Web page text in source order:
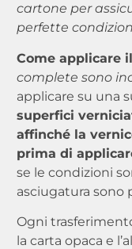
cartone per
perfette
Come applicare
complete sono
applicare su una
superfici
affinché la
prima di
se le condizioni
asciugatura sono
Ogni
la carta opaca e